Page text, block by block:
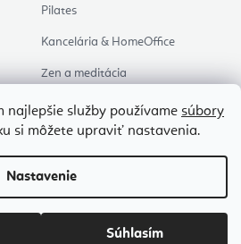
najlepšie služby používame súbory
si môžete upraviť nastavenia.
Nastavenie
Súhlasím
Pilates
Kancelária & HomeOffice
Zen a meditácia
Aromaterapia
Zdravý spánok
Naše obľúbené
Shoptet Premium
práva vyhradené.Upraviť nastavenie cookies